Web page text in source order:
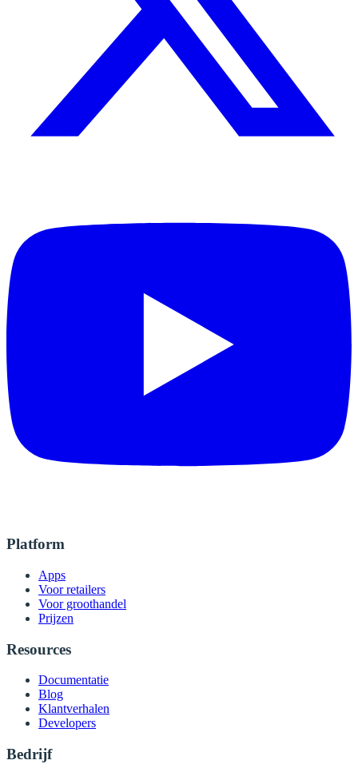
Platform
Apps
Voor retailers
Voor groothandel
Prijzen
Resources
Documentatie
Blog
Klantverhalen
Developers
Bedrijf